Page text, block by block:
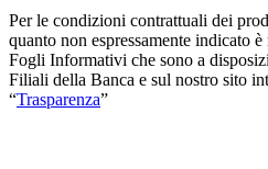
Per le condizioni contrattuali dei
quanto non espressamente indicato
Fogli Informativi che sono a
Filiali della Banca e sul nostro sito
“Trasparenza”